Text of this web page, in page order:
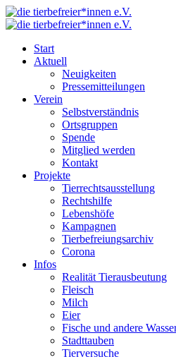
Start
Aktuell
Neuigkeiten
Pressemitteilungen
Verein
Selbstverständnis
Ortsgruppen
Spende
Mitglied werden
Kontakt
Projekte
Tierrechtsausstellung
Rechtshilfe
Lebenshöfe
Kampagnen
Tierbefreiungsarchiv
Corona
Infos
Realität Tierausbeutung
Fleisch
Milch
Eier
Fische und andere
Stadttauben
Tierversuche